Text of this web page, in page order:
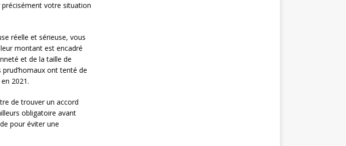
votre situation
réelle et sérieuse, vous
montant est encadré
et de la taille de
ont tenté de
2021.
de trouver un accord
obligatoire avant
pour éviter une